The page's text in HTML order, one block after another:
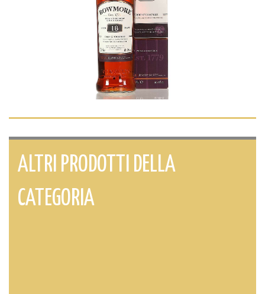
ALTRI PRODOTTI DELLA
CATEGORIA